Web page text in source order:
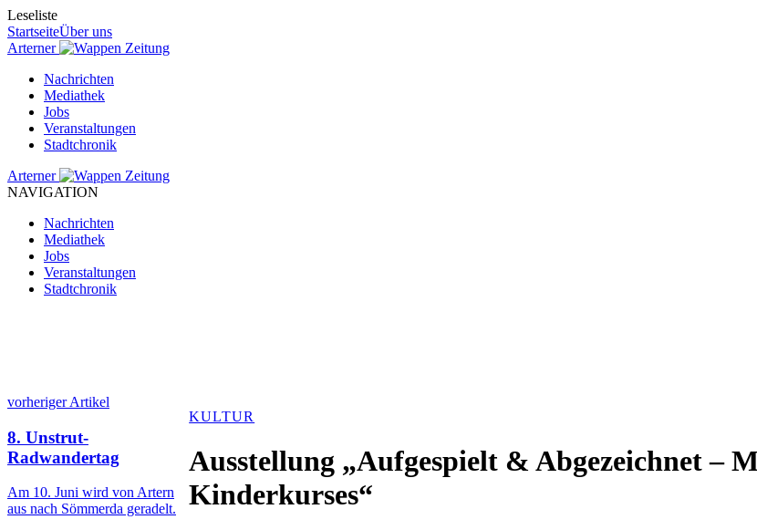
Leseliste
StartseiteÜber uns
Arterner
Zeitung
Nachrichten
Mediathek
Jobs
Veranstaltungen
Stadtchronik
Arterner
Zeitung
NAVIGATION
Nachrichten
Mediathek
Jobs
Veranstaltungen
Stadtchronik
vorheriger Artikel
8. Unstrut-
Radwandertag
Am 10. Juni wird von Artern
aus nach Sömmerda geradelt.
KULTUR
Ausstellung „Aufgespielt & Abgezeichnet –
Kinderkurses“